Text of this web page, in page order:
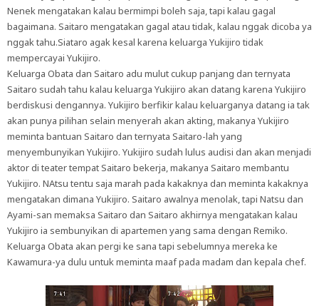
Nenek mengatakan kalau bermimpi boleh saja, tapi kalau gagal
bagaimana. Saitaro mengatakan gagal atau tidak, kalau nggak dicoba ya
nggak tahu.Siataro agak kesal karena keluarga Yukijiro tidak
mempercayai Yukijiro.
Keluarga Obata dan Saitaro adu mulut cukup panjang dan ternyata
Saitaro sudah tahu kalau keluarga Yukijiro akan datang karena Yukijiro
berdiskusi dengannya. Yukijiro berfikir kalau keluarganya datang ia tak
akan punya pilihan selain menyerah akan akting, makanya Yukijiro
meminta bantuan Saitaro dan ternyata Saitaro-lah yang
menyembunyikan Yukijiro. Yukijiro sudah lulus audisi dan akan menjadi
aktor di teater tempat Saitaro bekerja, makanya Saitaro membantu
Yukijiro. NAtsu tentu saja marah pada kakaknya dan meminta kakaknya
mengatakan dimana Yukijiro. Saitaro awalnya menolak, tapi Natsu dan
Ayami-san memaksa Saitaro dan Saitaro akhirnya mengatakan kalau
Yukijiro ia sembunyikan di apartemen yang sama dengan Remiko.
Keluarga Obata akan pergi ke sana tapi sebelumnya mereka ke
Kawamura-ya dulu untuk meminta maaf pada madam dan kepala chef.